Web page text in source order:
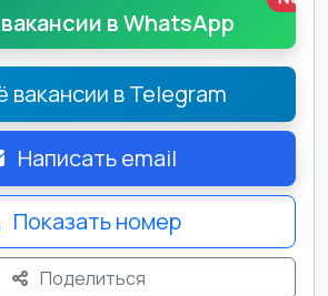
в WhatsApp
вакансии в Telegram
Написать email
Показать номер
Поделиться